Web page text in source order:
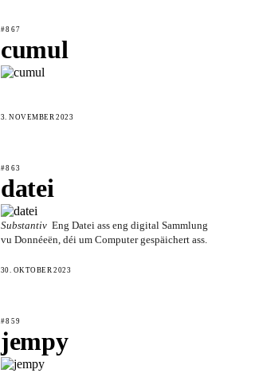
#867
cumul
3. NOVEMBER 2023
#863
datei
Substantiv Eng Datei ass eng digital Sammlung
vu Donnéeën, déi um Computer gespäichert ass.
30. OKTOBER 2023
#859
jempy